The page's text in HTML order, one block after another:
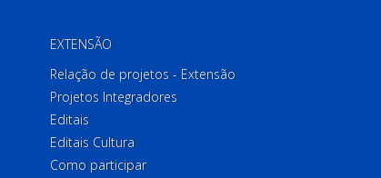
EXTENSÃO
Relação de projetos - Extensão
Projetos Integradores
Editais
Editais Cultura
Como participar